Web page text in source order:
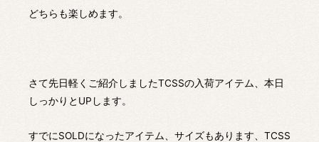
どちらも楽しめます。
さて先日軽くご紹介しましたTCSSの入荷アイテム、本日
しっかりとUPします。
すでにSOLDになったアイテム、サイズもあります、TCSS